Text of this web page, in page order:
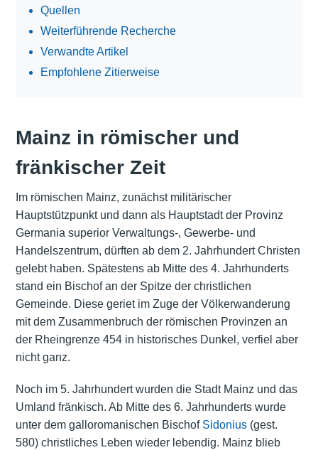
Quellen
Weiterführende Recherche
Verwandte Artikel
Empfohlene Zitierweise
Mainz in römischer und
fränkischer Zeit
Im römischen Mainz, zunächst militärischer
Hauptstützpunkt und dann als Hauptstadt der Provinz
Germania superior Verwaltungs-, Gewerbe- und
Handelszentrum, dürften ab dem 2. Jahrhundert Christen
gelebt haben. Spätestens ab Mitte des 4. Jahrhunderts
stand ein Bischof an der Spitze der christlichen
Gemeinde. Diese geriet im Zuge der Völkerwanderung
mit dem Zusammenbruch der römischen Provinzen an
der Rheingrenze 454 in historisches Dunkel, verfiel aber
nicht ganz.
Noch im 5. Jahrhundert wurden die Stadt Mainz und das
Umland fränkisch. Ab Mitte des 6. Jahrhunderts wurde
unter dem galloromanischen Bischof Sidonius(gest.
580) christliches Leben wieder lebendig. Mainz blieb